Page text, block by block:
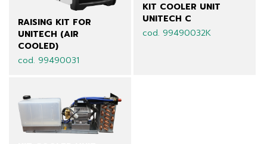
RAISING KIT FOR
UNITECH (AIR
COOLED)
cod. 99490031
KIT COOLER UNIT
UNITECH C
cod. 99490032K